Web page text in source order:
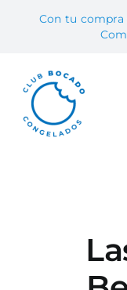
Con tu compra